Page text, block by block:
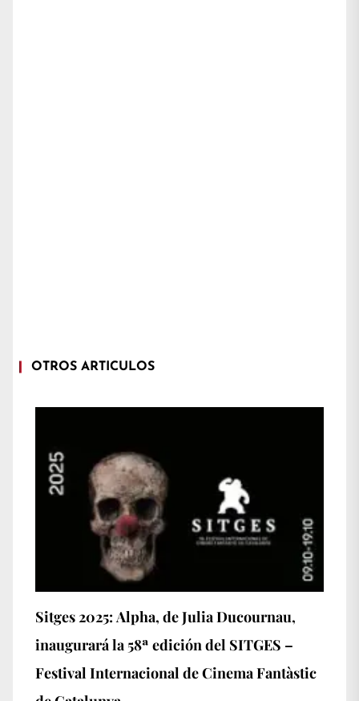
OTROS ARTÍCULOS
Sitges 2025: Alpha, de Julia Ducournau,
inaugurará la 58ª edición del SITGES –
Festival Internacional de Cinema Fantàstic